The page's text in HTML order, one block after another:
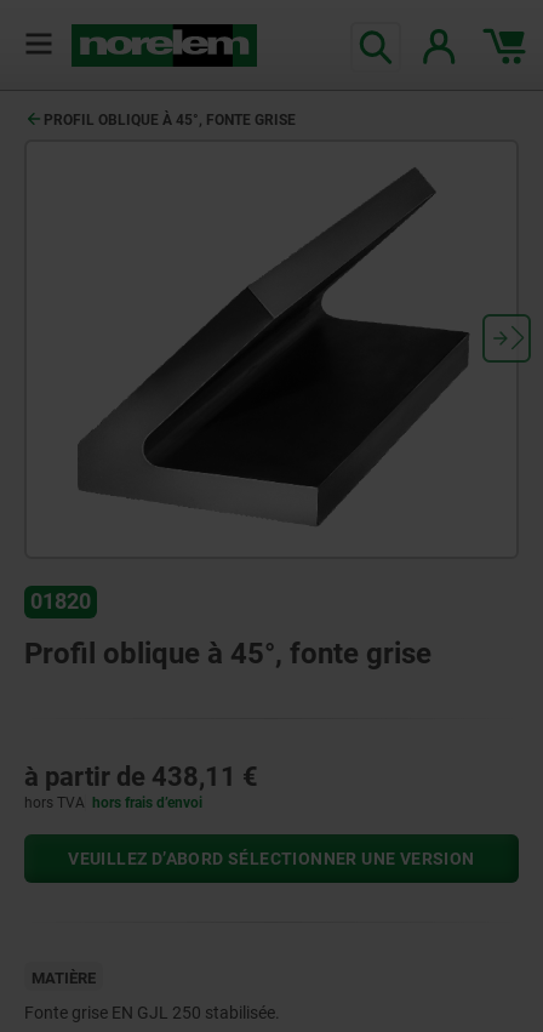
PROFIL OBLIQUE À 45°, FONTE GRISE
01820
Profil oblique à 45°, fonte grise
à partir de 438,11 €
hors TVA hors frais d’envoi
VEUILLEZ D’ABORD SÉLECTIONNER UNE VERSION
MATIÈRE
Fonte grise EN GJL 250 stabilisée.